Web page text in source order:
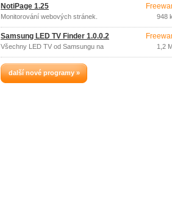
NotiPage 1.25
Monitorování webových stránek. 948
Samsung LED TV Finder 1.0.0.2
Všechny LED TV od Samsungu na
1,2
další nové programy »